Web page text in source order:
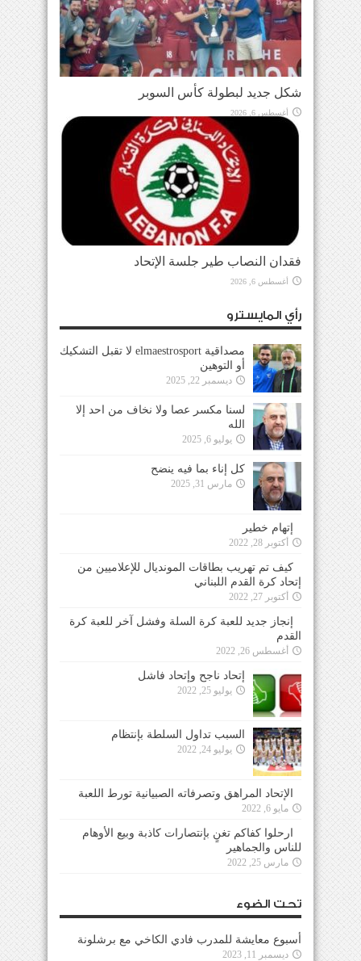
شكل جديد لبطولة كأس السوبر
أغسطس 6, 2026
فقدان النصاب طير جلسة الإتحاد
أغسطس 6, 2026
رأي المايسترو
مصداقية elmaestrosport لا تقبل التشكيك
أو التوهين
ديسمبر 22, 2025
لسنا مكسر عصا ولا نخاف من احد إلا
الله
يوليو 6, 2025
كل إناء بما فيه ينضح
مارس 31, 2025
إتهام خطير
أكتوبر 28, 2022
كيف تم تهريب بطاقات المونديال للإعلاميين من
إتحاد كرة القدم اللبناني
أكتوبر 27, 2022
إنجاز جديد للعبة كرة السلة وفشل آخر للعبة كرة
القدم
أغسطس 26, 2022
إتحاد ناجح وإتحاد فاشل
يوليو 25, 2022
السبب تداول السلطة بإنتظام
يوليو 24, 2022
الإتحاد المراهق وتصرفاته الصبيانية تورط اللعبة
مايو 6, 2022
ارحلوا كفاكم تغنٍ بإنتصارات كاذبة وبيع الأوهام
للناس والجماهير
مارس 25, 2022
تحت الضوء
أسبوع معايشة للمدرب فادي الكاخي مع برشلونة
ديسمبر 11, 2023